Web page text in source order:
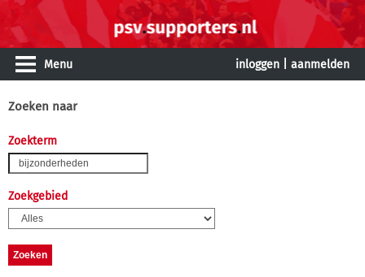
Menu inloggen aanmelden
Zoeken naar
Zoekterm
Zoekgebied